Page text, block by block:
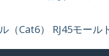
（Cat6） RJ45モー